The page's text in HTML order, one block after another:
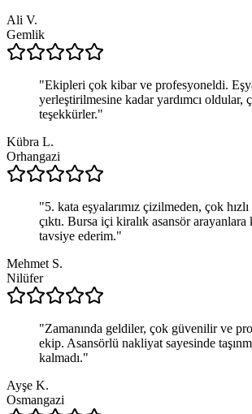
Ali V.
Gemlik
"Ekipleri çok kibar ve profesyoneldi.
yerleştirilmesine kadar yardımcı oldular,
teşekkürler."
Kübra L.
Orhangazi
"5. kata eşyalarımız çizilmeden, çok
çıktı. Bursa içi kiralık asansör
tavsiye ederim."
Mehmet S.
Nilüfer
"Zamanında geldiler, çok güvenilir ve
ekip. Asansörlü nakliyat sayesinde
kalmadı."
Ayşe K.
Osmangazi